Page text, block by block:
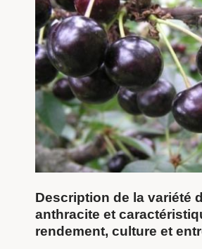
Description de la variété
anthracite et
rendement, culture et